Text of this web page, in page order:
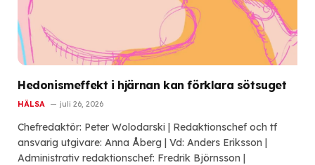
Hedonismeffekt i hjärnan kan förklara sötsuget
HÄLSA juli 26, 2026
Chefredaktör: Peter Wolodarski | Redaktionschef och tf
ansvarig utgivare: Anna Åberg | Vd: Anders Eriksson |
Administrativ redaktionschef: Fredrik Björnsson |